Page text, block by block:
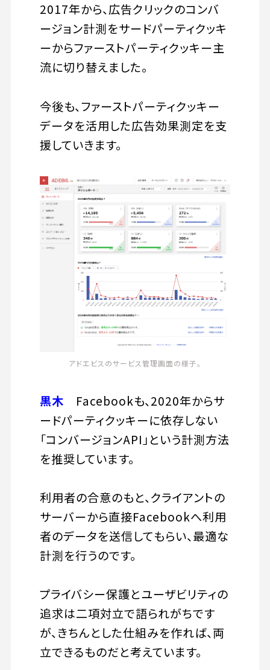
2017年から、広告クリックのコンバ
ージョン計測をサードパーティクッキ
ーからファーストパーティクッキー主
流に切り替えました。
今後も、ファーストパーティクッキー
データを活用した広告効果測定を支
援していきます。
アドエビスのサービス管理画面の様子。
黒木 Facebookも、2020年からサ
ードパーティクッキーに依存しない
「コンバージョンAPI」という計測方法
を推奨しています。
利用者の合意のもと、クライアントの
サーバーから直接Facebookへ利用
者のデータを送信してもらい、最適な
計測を行うのです。
プライバシー保護とユーザビリティの
追求は二項対立で語られがちです
が、きちんとした仕組みを作れば、両
立できるものだと考えています。